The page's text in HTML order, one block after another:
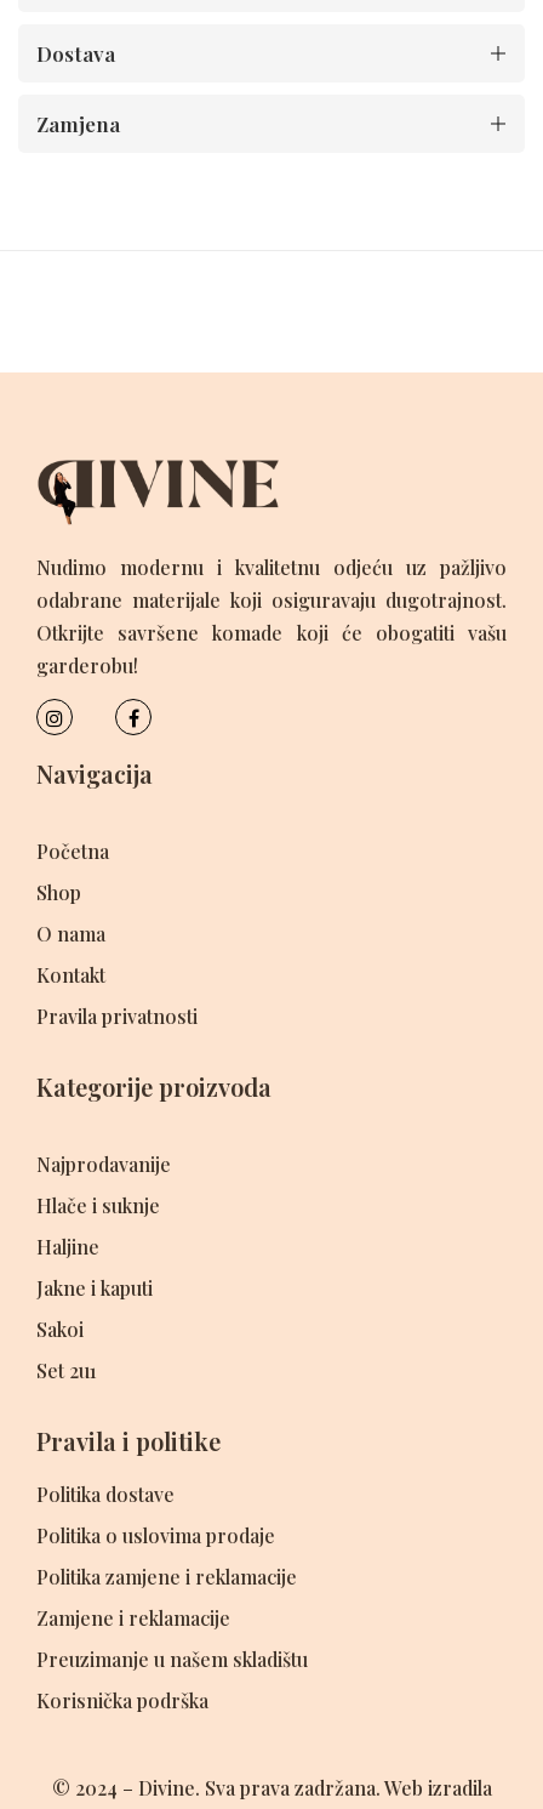
Dostava
Zamjena
Nudimo modernu i kvalitetnu odjeću uz pažljivo
odabrane materijale koji osiguravaju dugotrajnost.
Otkrijte savršene komade koji će obogatiti vašu
garderobu!
Navigacija
Početna
Shop
O nama
Kontakt
Pravila privatnosti
Kategorije proizvoda
Najprodavanije
Hlače i suknje
Haljine
Jakne i kaputi
Sakoi
Set 2u1
Pravila i politike
Politika dostave
Politika o uslovima prodaje
Politika zamjene i reklamacije
Zamjene i reklamacije
Preuzimanje u našem skladištu
Korisnička podrška
© 2024 – Divine. Sva prava zadržana. Web izradila